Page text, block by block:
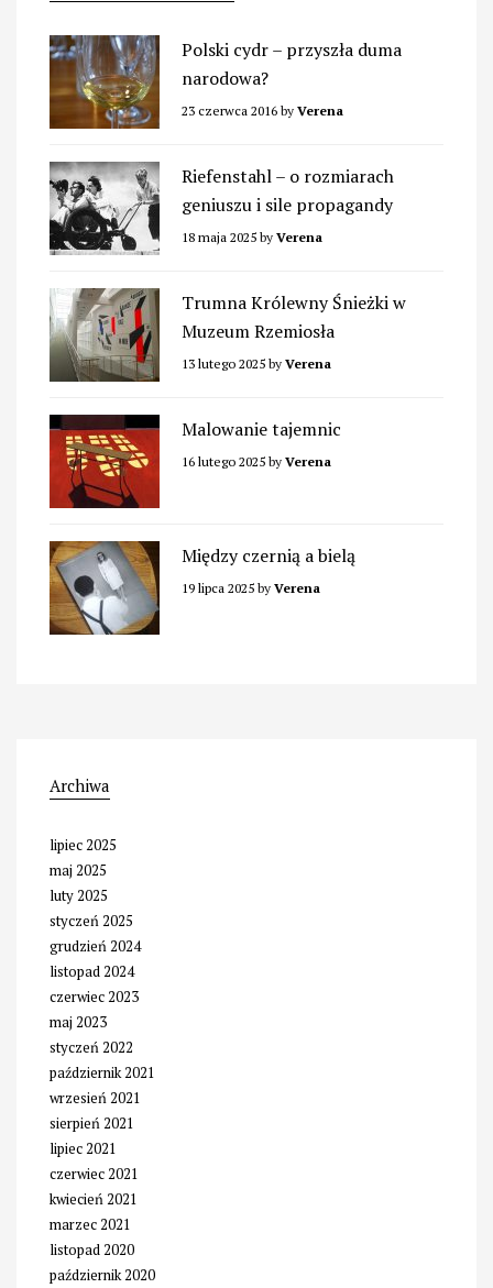
Polski cydr – przyszła duma
narodowa?
23 czerwca 2016 by Verena
Riefenstahl – o rozmiarach
geniuszu i sile propagandy
18 maja 2025 by Verena
Trumna Królewny Śnieżki w
Muzeum Rzemiosła
13 lutego 2025 by Verena
Malowanie tajemnic
16 lutego 2025 by Verena
Między czernią a bielą
19 lipca 2025 by Verena
Archiwa
lipiec 2025
maj 2025
luty 2025
styczeń 2025
grudzień 2024
listopad 2024
czerwiec 2023
maj 2023
styczeń 2022
październik 2021
wrzesień 2021
sierpień 2021
lipiec 2021
czerwiec 2021
kwiecień 2021
marzec 2021
listopad 2020
październik 2020